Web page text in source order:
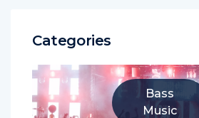
Categories
Bass
Music